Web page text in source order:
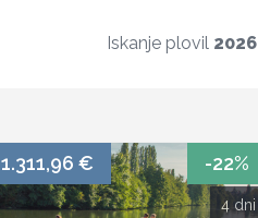
Iskanje plovil 2026
1.311,96 € -22%
4 dni